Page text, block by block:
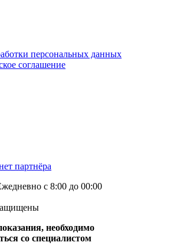
персональных данных
соглашение
партнёра
с 8:00 до 00:00
необходимо
со специалистом